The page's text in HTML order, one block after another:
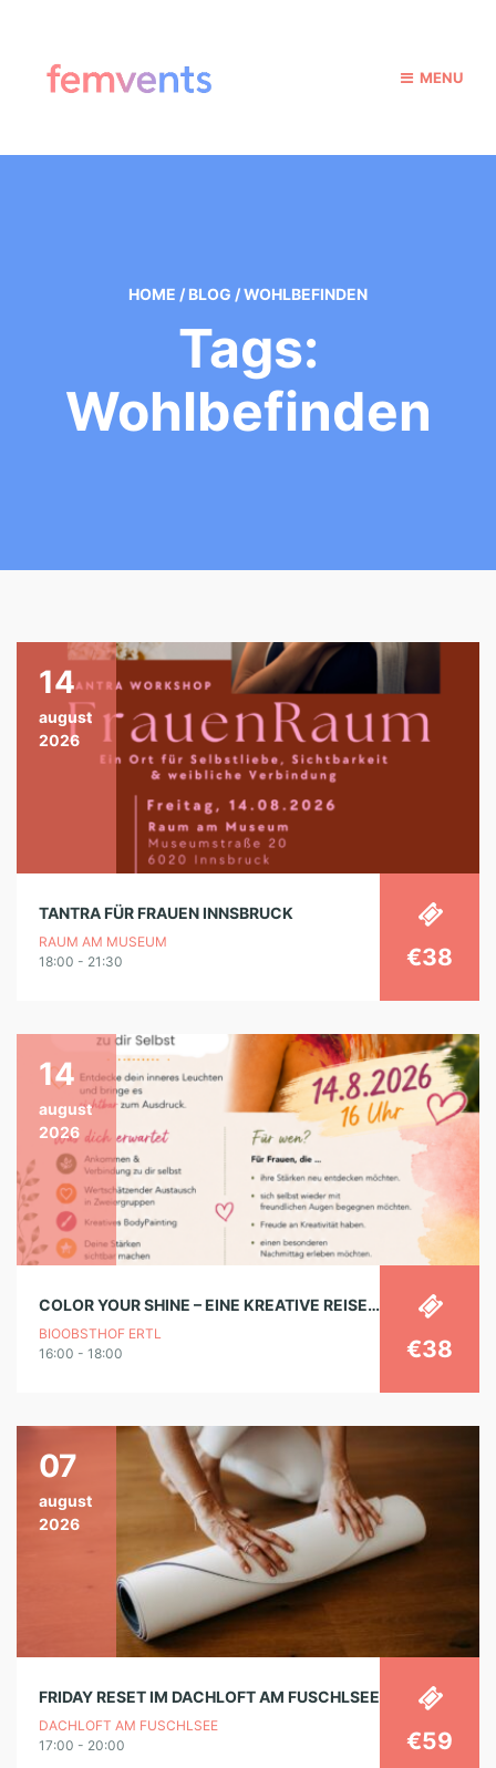
MENU
HOME / BLOG /WOHLBEFINDEN
Tags:
Wohlbefinden
14
august
2026
TANTRA FÜR FRAUEN INNSBRUCK
RAUM AM MUSEUM
18:00 - 21:30
€38
14
august
2026
COLOR YOUR SHINE – EINE KREATIVE REISE ZU DIR SELBST
BIOOBSTHOF ERTL
16:00 - 18:00
€38
07
august
2026
FRIDAY RESET IM DACHLOFT AM FUSCHLSEE
DACHLOFT AM FUSCHLSEE
17:00 - 20:00
€59